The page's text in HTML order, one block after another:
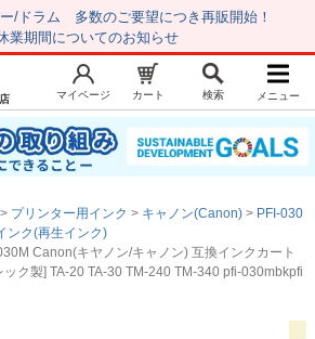
/ドラム 多数のご要望につき再販開始！
業期間についてのお知らせ
マイページ
お気に入り
レビュー履歴
マイページ カート 検索 メニュー
プリンター用インク キャノン(Canon)
PFI-030
ンク(再生インク)
Canon(キヤノン/キャノン) 互換インクカート
ック製] TA-20 TA-30 TM-240 TM-340 pfi-030mbkpfi